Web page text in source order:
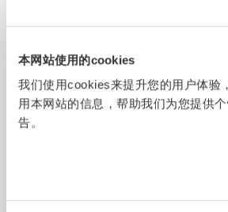
本网站使用的cookies
我们使用cookies来提升您的用户体验
用本网站的信息，帮助我们为您提供
告。
胡建宇 Martin Hu，气候变化与
人 Partner, Climate Change
梁晓晖博士 Dr. Xiaohui Liang ，
researcher，中国纺织工业联合
CNTAC
李仲宁 Bryce Lee，ESG 与可持